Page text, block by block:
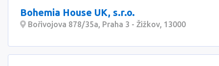
Bohemia House UK, s.r.o.
Bořivojova 878/35a, Praha 3 - Žižkov, 13000